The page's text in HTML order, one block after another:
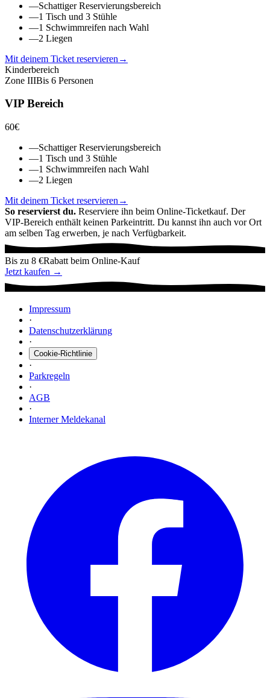
—Schattiger Reservierungsbereich
—1 Tisch und 3 Stühle
—1 Schwimmreifen nach Wahl
—2 Liegen
Mit deinem Ticket reservieren →
Kinderbereich
Zone IIIBis 6 Personen
VIP Bereich
60€
—Schattiger Reservierungsbereich
—1 Tisch und 3 Stühle
—1 Schwimmreifen nach Wahl
—2 Liegen
Mit deinem Ticket reservieren →
So reservierst du. Reserviere ihn beim Online-Ticketkauf. Der
VIP-Bereich enthält keinen Parkeintritt. Du kannst ihn auch vor Ort
am selben Tag erwerben, je nach Verfügbarkeit.
Bis zu 8 €Rabatt beim Online-Kauf
Jetzt kaufen →
Impressum
·
Datenschutzerklärung
·
Cookie-Richtlinie
·
Parkregeln
·
AGB
·
Interner Meldekanal